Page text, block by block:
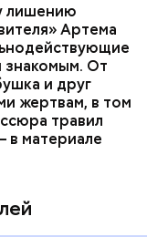
лишению
Артема
знакомым. От
и друг
жертвам, в том
травил
в материале